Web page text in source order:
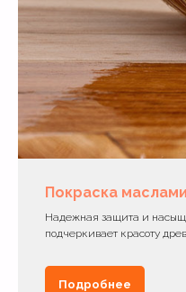
Покраска маслами
Надежная защита и
подчеркивает красоту
Подробнее